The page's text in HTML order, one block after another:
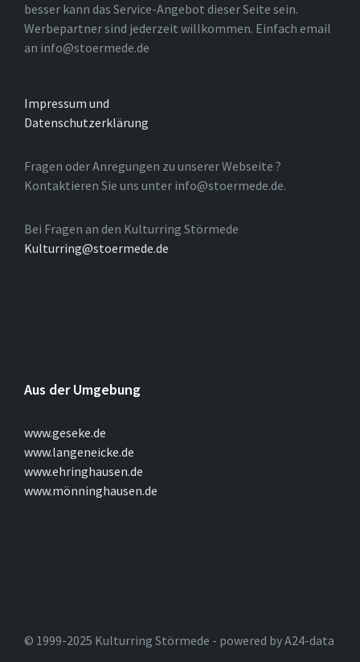
besser kann das Service-Angebot dieser Seite sein.
Werbepartner sind jederzeit willkommen. Einfach email
an info@stoermede.de
Impressum und
Datenschutzerklärung
Fragen oder Anregungen zu unserer Webseite ?
Kontaktieren Sie uns unter info@stoermede.de.
Bei Fragen an den Kulturring Störmede
Kulturring@stoermede.de
Aus der Umgebung
www.geseke.de
www.langeneicke.de
www.ehringhausen.de
www.mönninghausen.de
© 1999-2025 Kulturring Störmede - powered by A24-data